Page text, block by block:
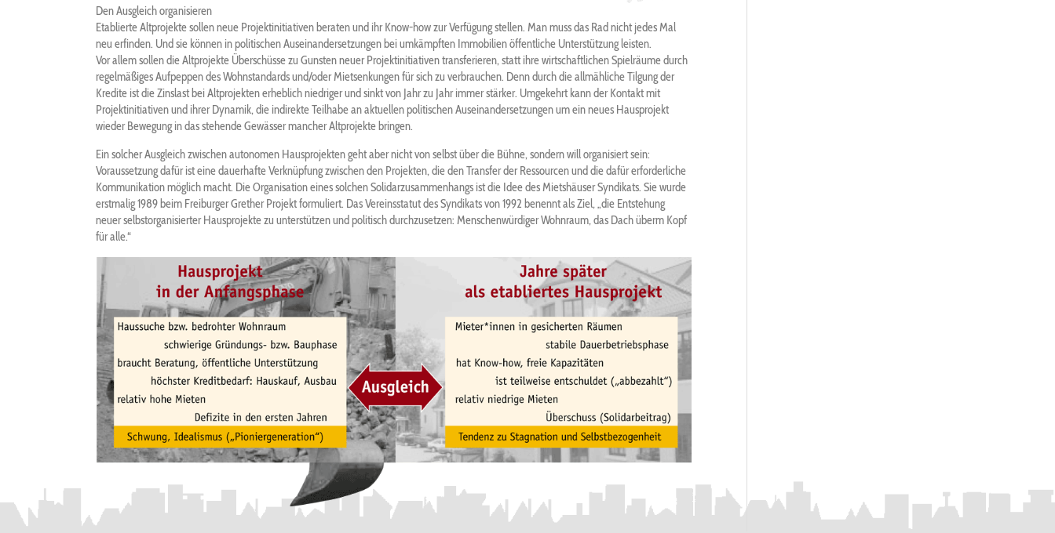
Den Ausgleich organisieren
Etablierte Altprojekte sollen neue Projektinitiativen beraten und ihr Know-how zur Verfügung stellen. Man muss das Rad nicht jedes Mal
neu erfinden. Und sie können in politischen Auseinandersetzungen bei umkämpften Immobilien öffentliche Unterstützung leisten.
Vor allem sollen die Altprojekte Überschüsse zu Gunsten neuer Projektinitiativen transferieren, statt ihre wirtschaftlichen Spielräume durch
regelmäßiges Aufpeppen des Wohnstandards und/oder Mietsenkungen für sich zu verbrauchen. Denn durch die allmähliche Tilgung der
Kredite ist die Zinslast bei Altprojekten erheblich niedriger und sinkt von Jahr zu Jahr immer stärker. Umgekehrt kann der Kontakt mit
Projektinitiativen und ihrer Dynamik, die indirekte Teilhabe an aktuellen politischen Auseinandersetzungen um ein neues Hausprojekt
wieder Bewegung in das stehende Gewässer mancher Altprojekte bringen.
Ein solcher Ausgleich zwischen autonomen Hausprojekten geht aber nicht von selbst über die Bühne, sondern will organisiert sein:
Voraussetzung dafür ist eine dauerhafte Verknüpfung zwischen den Projekten, die den Transfer der Ressourcen und die dafür erforderliche
Kommunikation möglich macht. Die Organisation eines solchen Solidarzusammenhangs ist die Idee des Mietshäuser Syndikats. Sie wurde
erstmalig 1989 beim Freiburger Grether Projekt formuliert. Das Vereinsstatut des Syndikats von 1992 benennt als Ziel, „die Entstehung
neuer selbstorganisierter Hausprojekte zu unterstützen und politisch durchzusetzen: Menschenwürdiger Wohnraum, das Dach überm Kopf
für alle.“